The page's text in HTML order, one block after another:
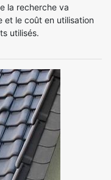
la recherche va
et le coût en utilisation
utilisés.